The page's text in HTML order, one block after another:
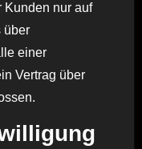
Kunden nur auf
über
einer
Vertrag über